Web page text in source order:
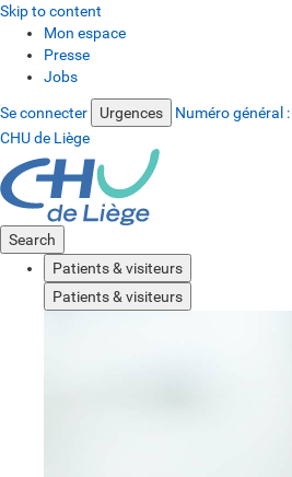
Skip to content
Mon espace
Presse
Jobs
Se connecter Urgences Numéro général :
CHU de Liège
Search
Patients & visiteurs
Patients & visiteurs